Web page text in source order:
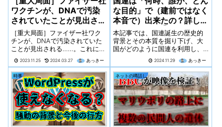
ワクチンが、DNAで汚染
されていたことが見出され
る……。 これにより「永遠
のスパイクタンパク質生
産」という厳しい概念が浮
上。
［重大局面］ファイザー社ワク
チンが、DNAで汚染されていた
ことが見出される……。これによ
生産」という厳しい概念が浮
上。確率は推定３分の１「 DNA
の汚染により永続的にスパイク
タンパク質が体内で生産され続
けた場合...
2023.11.25 2024.03.27 あっきー
な目的」で（建前ではなく
本音で）出来たの？詳しく
解説。PATA ①
本記事では、国連誕生の歴史的
背景とその本質を掘り下げ、大
国がどのように国連を利用し、
君臨しているのか、また直面し
ている課題を明らかにします。
2024.11.29 あっきー
時事 ネットの噂話し